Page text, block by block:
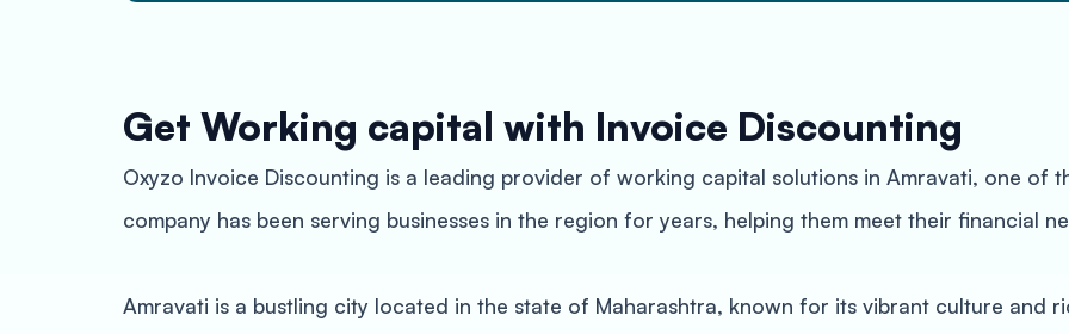
Get Working capital with Invoice Discounting
Oxyzo Invoice Discounting is a leading provider of working capital solutions in Amravati, one of
company has been serving businesses in the region for years, helping them meet their financial
Amravati is a bustling city located in the state of Maharashtra, known for its vibrant culture and